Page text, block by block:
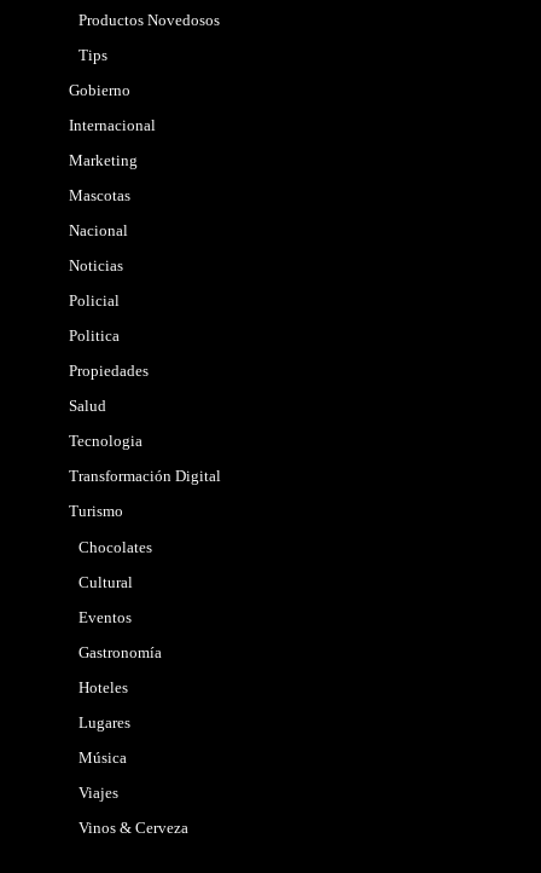
Productos Novedosos
Tips
Gobierno
Internacional
Marketing
Mascotas
Nacional
Noticias
Policial
Politica
Propiedades
Salud
Tecnologia
Transformación Digital
Turismo
Chocolates
Cultural
Eventos
Gastronomía
Hoteles
Lugares
Música
Viajes
Vinos & Cerveza